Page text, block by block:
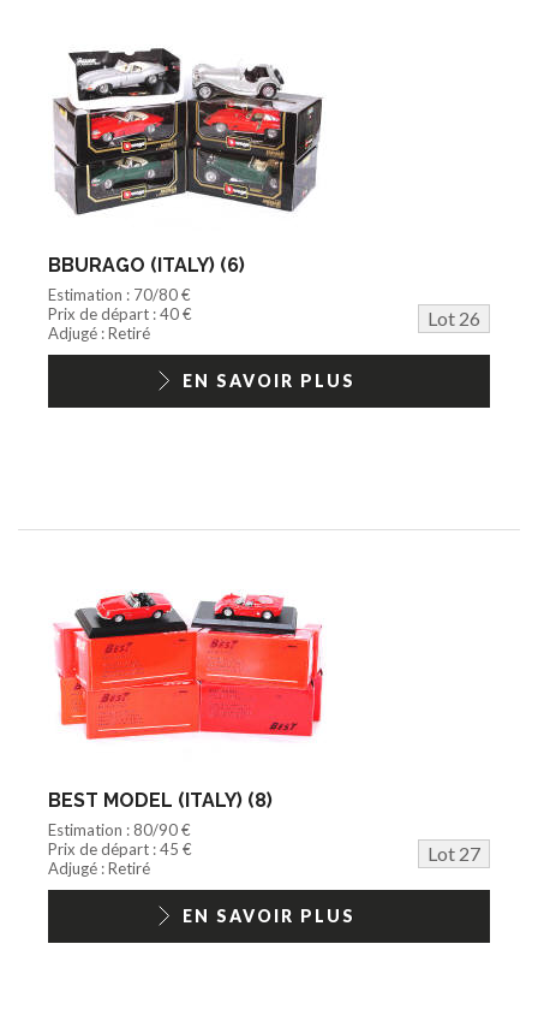
BBURAGO (ITALY) (6)
Estimation : 70/80 €
Prix de départ : 40 €
Lot 26
Adjugé : Retiré
EN SAVOIR PLUS
BEST MODEL (ITALY) (8)
Estimation : 80/90 €
Prix de départ : 45 €
Lot 27
Adjugé : Retiré
EN SAVOIR PLUS